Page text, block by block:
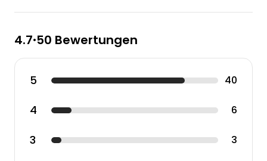
4.7•50 Bewertungen
5 40
4 6
3 3